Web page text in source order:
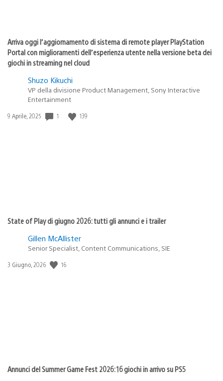
Arriva oggi l’aggiornamento di sistema di remote player PlayStation
Portal con miglioramenti dell’esperienza utente nella versione beta dei
giochi in streaming nel cloud
Shuzo Kikuchi
VP della divisione Product Management, Sony Interactive
Entertainment
Data
9 Aprile, 2025 1 139
State of Play di giugno 2026: tutti gli annunci e i trailer
Gillen McAllister
Senior Specialist, Content Communications, SIE
Data
3 Giugno, 2026 16
Annunci del Summer Game Fest 2026: 16 giochi in arrivo su PS5